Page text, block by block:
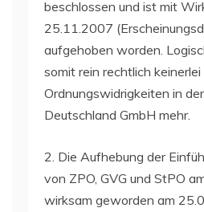
beschlossen und ist mit
25.11.2007
aufgehoben worden.
somit rein rechtlich keinerlei
Ordnungswidrigkeiten in
Deutschland GmbH mehr.
2. Die Aufhebung der
von ZPO, GVG und StPO
wirksam geworden am